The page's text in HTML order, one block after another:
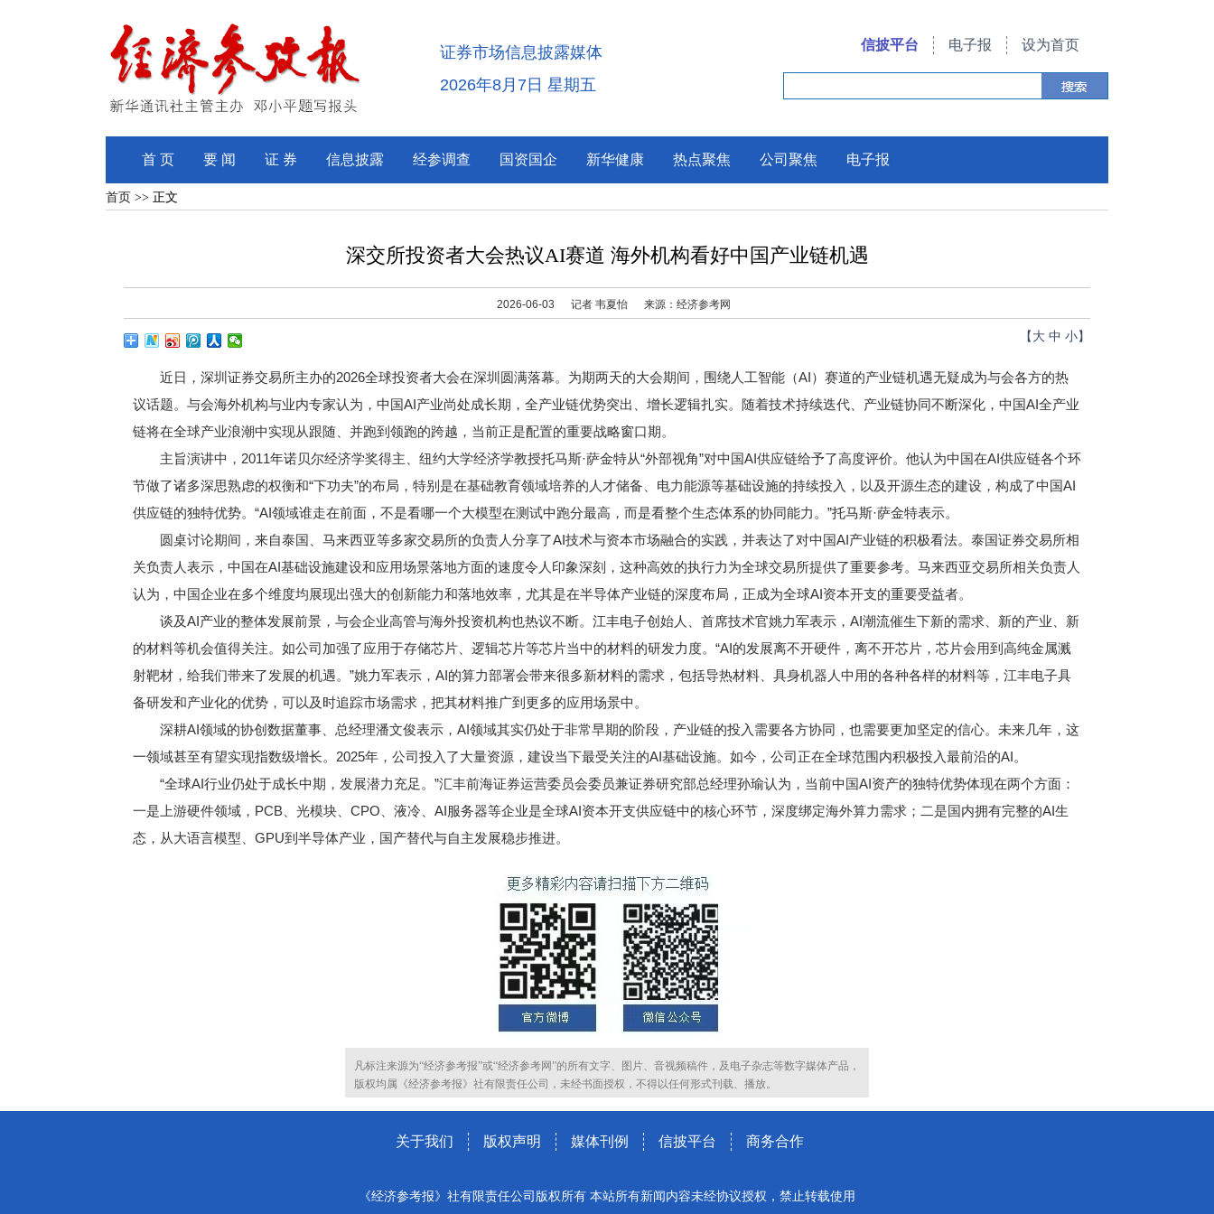
证券市场信息披露媒体
2026年8月7日 星期五
信披平台 电子报 设为首页
首 页 要 闻 证 券 信息披露 经参调查 国资国企 新华健康 热点聚焦 公司聚焦 电子报
首页 >> 正文
深交所投资者大会热议AI赛道 海外机构看好中国产业链机遇
2026-06-03 记者 韦夏怡 来源：经济参考网
【 大 中 小】
近日，深圳证券交易所主办的2026全球投资者大会在深圳圆满落幕。为期两天的大会期间，围绕人工智能（AI）赛道的产业链机遇无疑成为与会各方的热
议话题。与会海外机构与业内专家认为，中国AI产业尚处成长期，全产业链优势突出、增长逻辑扎实。随着技术持续迭代、产业链协同不断深化，中国AI全产业
链将在全球产业浪潮中实现从跟随、并跑到领跑的跨越，当前正是配置的重要战略窗口期。
主旨演讲中，2011年诺贝尔经济学奖得主、纽约大学经济学教授托马斯·萨金特从“外部视角”对中国AI供应链给予了高度评价。他认为中国在AI供应链各个环
节做了诸多深思熟虑的权衡和“下功夫”的布局，特别是在基础教育领域培养的人才储备、电力能源等基础设施的持续投入，以及开源生态的建设，构成了中国AI
供应链的独特优势。“AI领域谁走在前面，不是看哪一个大模型在测试中跑分最高，而是看整个生态体系的协同能力。”托马斯·萨金特表示。
圆桌讨论期间，来自泰国、马来西亚等多家交易所的负责人分享了AI技术与资本市场融合的实践，并表达了对中国AI产业链的积极看法。泰国证券交易所相
关负责人表示，中国在AI基础设施建设和应用场景落地方面的速度令人印象深刻，这种高效的执行力为全球交易所提供了重要参考。马来西亚交易所相关负责人
认为，中国企业在多个维度均展现出强大的创新能力和落地效率，尤其是在半导体产业链的深度布局，正成为全球AI资本开支的重要受益者。
谈及AI产业的整体发展前景，与会企业高管与海外投资机构也热议不断。江丰电子创始人、首席技术官姚力军表示，AI潮流催生下新的需求、新的产业、新
的材料等机会值得关注。如公司加强了应用于存储芯片、逻辑芯片等芯片当中的材料的研发力度。“AI的发展离不开硬件，离不开芯片，芯片会用到高纯金属溅
射靶材，给我们带来了发展的机遇。”姚力军表示，AI的算力部署会带来很多新材料的需求，包括导热材料、具身机器人中用的各种各样的材料等，江丰电子具
备研发和产业化的优势，可以及时追踪市场需求，把其材料推广到更多的应用场景中。
深耕AI领域的协创数据董事、总经理潘文俊表示，AI领域其实仍处于非常早期的阶段，产业链的投入需要各方协同，也需要更加坚定的信心。未来几年，这
一领域甚至有望实现指数级增长。2025年，公司投入了大量资源，建设当下最受关注的AI基础设施。如今，公司正在全球范围内积极投入最前沿的AI。
“全球AI行业仍处于成长中期，发展潜力充足。”汇丰前海证券运营委员会委员兼证券研究部总经理孙瑜认为，当前中国AI资产的独特优势体现在两个方面：
一是上游硬件领域，PCB、光模块、CPO、液冷、AI服务器等企业是全球AI资本开支供应链中的核心环节，深度绑定海外算力需求；二是国内拥有完整的AI生
态，从大语言模型、GPU到半导体产业，国产替代与自主发展稳步推进。
凡标注来源为“经济参考报”或“经济参考网”的所有文字、图片、音视频稿件，及电子杂志等数字媒体产品，
版权均属《经济参考报》社有限责任公司，未经书面授权，不得以任何形式刊载、播放。
关于我们 版权声明 媒体刊例 信披平台 商务合作
《经济参考报》社有限责任公司版权所有 本站所有新闻内容未经协议授权，禁止转载使用